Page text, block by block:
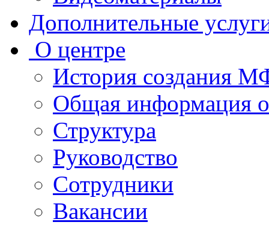
Дополнительные
О центре
История создания
Общая
Структура
Руководство
Сотрудники
Вакансии